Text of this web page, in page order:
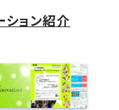
ョン紹介